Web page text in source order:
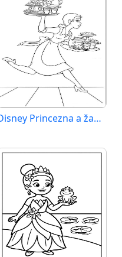
Disney Princezna a žabák